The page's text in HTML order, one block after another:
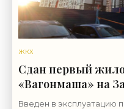
ЖКХ
Сдан первый
«Вагонмаша» на
новости
Введен в эксплуатацию